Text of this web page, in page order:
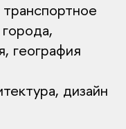
география
дизайн